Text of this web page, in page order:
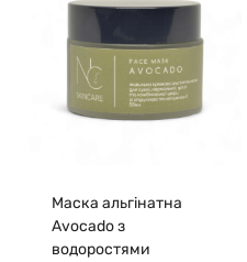
Маска альгінатна
Avocado з
водоростями